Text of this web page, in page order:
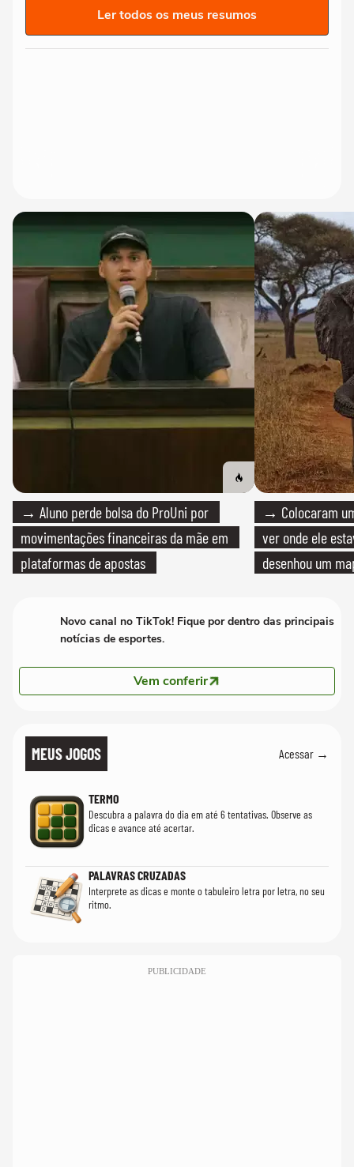
Ler todos os meus resumos
→ Aluno perde bolsa do ProUni por
movimentações financeiras da mãe em
plataformas de apostas
→ Colocaram
ver onde ele
desenhou um
Novo canal no TikTok! Fique por dentro das principais
notícias de esportes.
Vem conferir
MEUS JOGOS Acessar →
TERMO
Descubra a palavra do dia em até 6 tentativas. Observe as
dicas e avance até acertar.
PALAVRAS CRUZADAS
Interprete as dicas e monte o tabuleiro letra por letra, no seu
ritmo.
PUBLICIDADE